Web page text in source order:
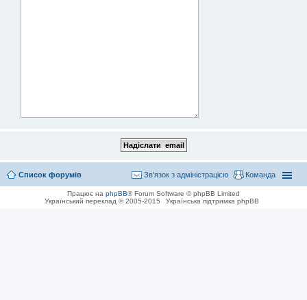
Список форумів Команда
Зв'язок з адміністрацією
Працює на phpBB® Forum Software © phpBB Limited
Український переклад © 2005-2015
Українська підтримка phpBB